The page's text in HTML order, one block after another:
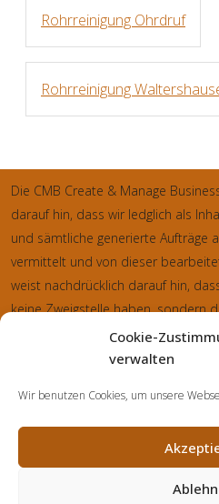
Cookie-
verwalten
Wir benutzen Cookies, um unsere
Rohrreinigung Ohrdruf
Rohrreinigung
Die CMB Create & Manage
darauf hin, dass wir ledglich als
und sämtliche generierte Aufträge
vermittelt und von dieser
weist nachdrücklich darauf hin,
keine Zweigstelle haben, sondern
mobiler Dienstleister zu unserem
eigenen Monteuren arbeiten wir in
weiter vermitteln. Im Falle eines
nicht für die Schnelligkeit, Qualität
haften. Haftungsansprüche sind
Entnehmen Sie die Daten und die